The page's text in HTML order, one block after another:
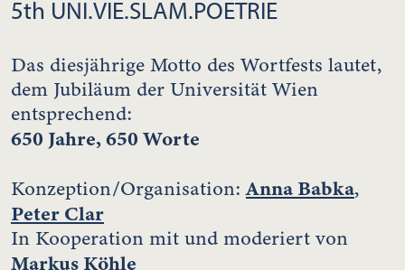
5th UNI.VIE.SLAM.POETRIE
Das diesjährige Motto des Wortfests lautet,
dem Jubiläum der Universität Wien
entsprechend:
650 Jahre, 650 Worte
Konzeption/Organisation:Anna Babka,
Peter Clar
In Kooperation mit und moderiert von
Markus Köhle